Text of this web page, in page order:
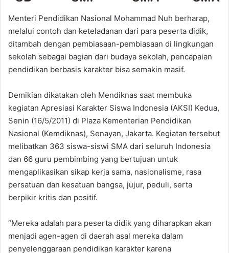
Menteri Pendidikan Nasional Mohammad Nuh berharap,
melalui contoh dan keteladanan dari para peserta didik,
ditambah dengan pembiasaan-pembiasaan di lingkungan
sekolah sebagai bagian dari budaya sekolah, pencapaian
pendidikan berbasis karakter bisa semakin masif.
Demikian dikatakan oleh Mendiknas saat membuka
kegiatan Apresiasi Karakter Siswa Indonesia (AKSI) Kedua,
Senin (16/5/2011) di Plaza Kementerian Pendidikan
Nasional (Kemdiknas), Senayan, Jakarta. Kegiatan tersebut
melibatkan 363 siswa-siswi SMA dari seluruh Indonesia
dan 66 guru pembimbing yang bertujuan untuk
mengaplikasikan sikap kerja sama, nasionalisme, rasa
persatuan dan kesatuan bangsa, jujur, peduli, serta
berpikir kritis dan positif.
“Mereka adalah para peserta didik yang diharapkan akan
menjadi agen-agen di daerah asal mereka dalam
penyelenggaraan pendidikan karakter karena